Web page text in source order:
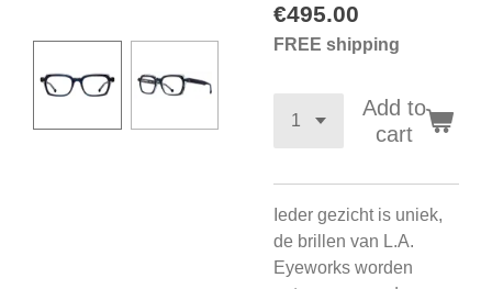
€495.00
FREE shipping
Add to
cart
Ieder gezicht is uniek,
de brillen van L.A.
Eyeworks worden